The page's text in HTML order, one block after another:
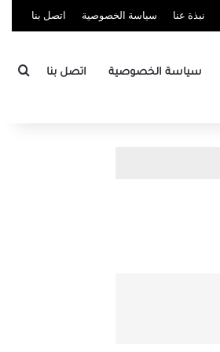
نبذة عنا سياسة الخصوصية اتصل بنا
سياسة الخصوصية اتصل بنا